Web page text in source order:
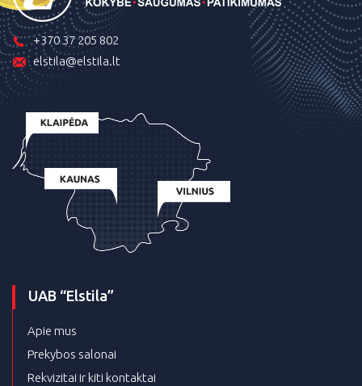
+370 37 205 802
elstila@elstila.lt
UAB “Elstila”
Apie mus
Prekybos salonai
Rekvizitai ir kiti kontaktai